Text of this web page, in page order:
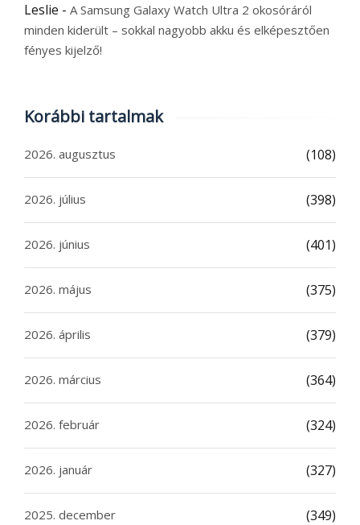
Leslie - A Samsung Galaxy Watch Ultra 2 okosóráról
minden kiderült – sokkal nagyobb akku és elképesztően
fényes kijelző!
Korábbi tartalmak
2026. augusztus (108)
2026. július (398)
2026. június (401)
2026. május (375)
2026. április (379)
2026. március (364)
2026. február (324)
2026. január (327)
2025. december (349)